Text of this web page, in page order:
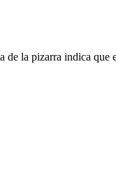
la pizarra indica que